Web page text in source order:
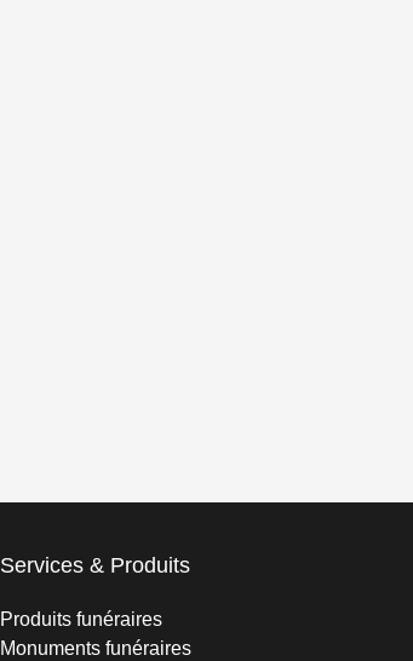
Services & Produits
Produits funéraires
Monuments funéraires